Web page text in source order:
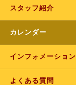
スタッフ紹介
カレンダー
インフォメーション
よくある質問